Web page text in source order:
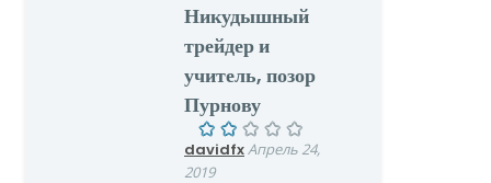
Никудышный
трейдер и
учитель, позор
Пурнову
davidfxАпрель 24,
2019